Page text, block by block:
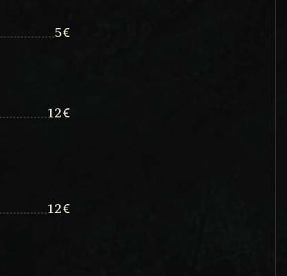
5€
12€
12€